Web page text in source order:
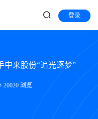
登录
中来股份“追光逐梦”
20020 浏览